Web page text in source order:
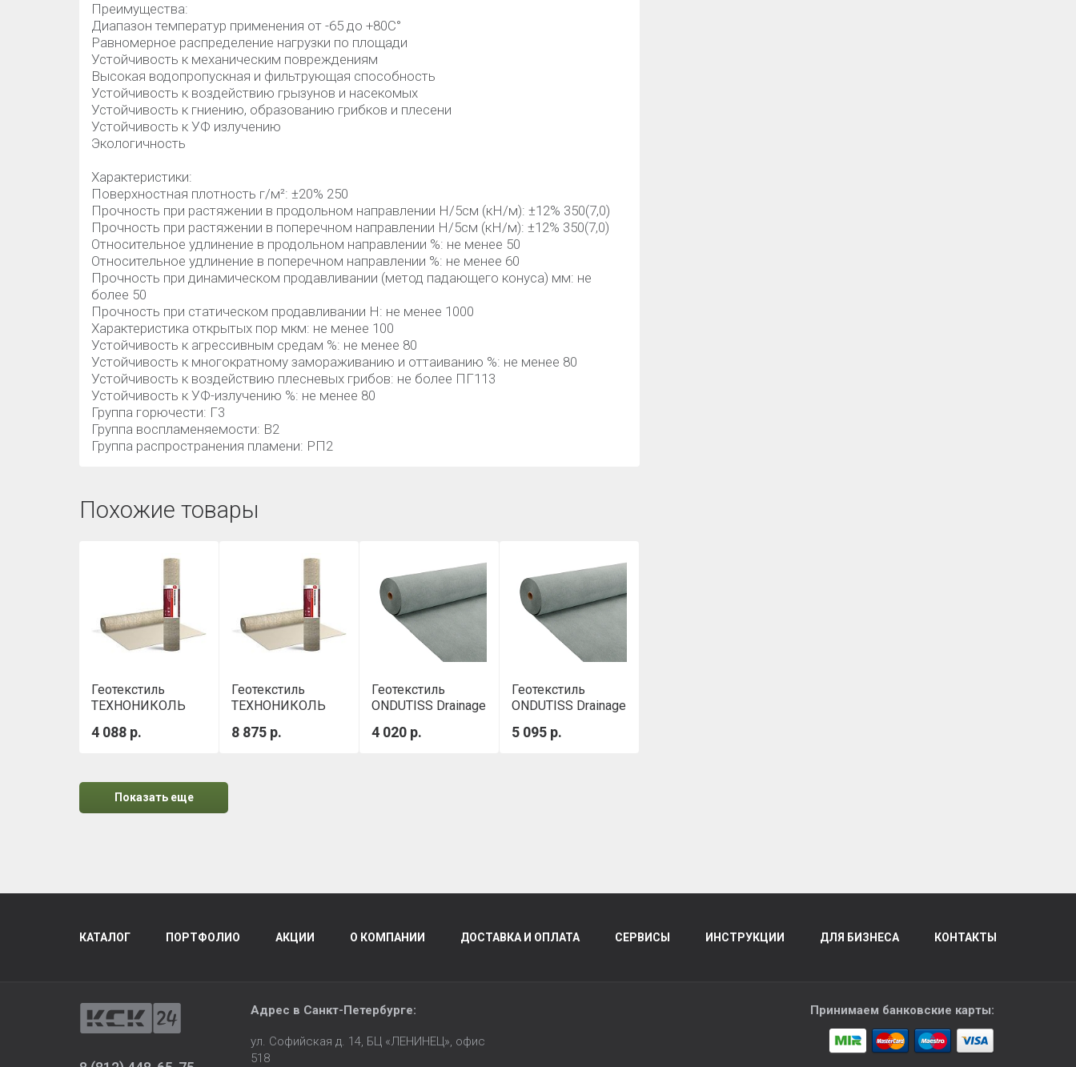
Преимущества:
Диапазон температур применения от -65 до +80С°
Равномерное распределение нагрузки по площади
Устойчивость к механическим повреждениям
Высокая водопропускная и фильтрующая способность
Устойчивость к воздействию грызунов и насекомых
Устойчивость к гниению, образованию грибков и плесени
Устойчивость к УФ излучению
Экологичность
Характеристики:
Поверхностная плотность г/м²: ±20% 250
Прочность при растяжении в продольном направлении Н/5см (кН/м): ±12% 350(7,0)
Прочность при растяжении в поперечном направлении Н/5см (кН/м): ±12% 350(7,0)
Относительное удлинение в продольном направлении %: не менее 50
Относительное удлинение в поперечном направлении %: не менее 60
Прочность при динамическом продавливании (метод падающего конуса) мм: не
более 50
Прочность при статическом продавливании Н: не менее 1000
Характеристика открытых пор мкм: не менее 100
Устойчивость к агрессивным средам %: не менее 80
Устойчивость к многократному замораживанию и оттаиванию %: не менее 80
Устойчивость к воздействию плесневых грибов: не более ПГ113
Устойчивость к УФ-излучению %: не менее 80
Группа горючести: Г3
Группа воспламеняемости: В2
Группа распространения пламени: РП2
Похожие товары
Геотекстиль
ТЕХНОНИКОЛЬ
4 088 р.
Геотекстиль
ТЕХНОНИКОЛЬ
8 875 р.
Геотекстиль
ONDUTISS Drainage
4 020 р.
Геотекстиль
ONDUTISS Drainage
5 095 р.
Показать еще
КАТАЛОГ ПОРТФОЛИО АКЦИИ О КОМПАНИИ ДОСТАВКА И ОПЛАТА СЕРВИСЫ ИНСТРУКЦИИ ДЛЯ БИЗНЕСА КОНТАКТЫ
Адрес в Санкт-Петербурге:
ул. Софийская д. 14, БЦ «ЛЕНИНЕЦ», офис
518
Принимаем банковские карты: